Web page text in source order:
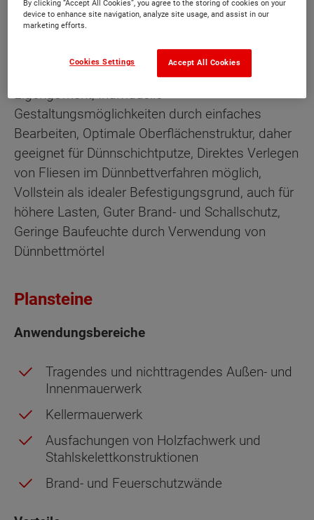
Leichte, massive Trennwände mit geringem
Eigengewicht, Individuelle
Gestaltungsmöglichkeiten durch einfaches
Bearbeiten, Optimale Oberflächenstruktur, daher
geeignet für Dünnschichtputze, Direktes Verlegen
von Fliesen im Dünnbettverfahren möglich,
Vollstein als idealer Befestigungsgrund, auch für
höhere Lasten, Guter Brand- und Schallschutz,
Geringe Baufeuchte durch Verwendung von
Dünnbettmörtel
Plansteine
Anwendungsbereiche
Tragendes und nichttragendes Außen- und
Innenmauerwerk
Kellermauerwerk
Ausfachungen von Holzfachwerk und
Stahlskelettkonstruktionen
Brand- und Feuerschutzwände
By clicking “Accept All Cookies”, you agree to the storing of cookies on your
device to enhance site navigation, analyze site usage, and assist in our
marketing efforts.
Accept All Cookies
Cookies Settings